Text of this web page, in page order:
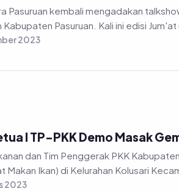
Pasuruan kembali mengadakan
Kabupaten Pasuruan. Kali ini edisi
2023
I TP-PKK Demo Masak
dan Tim Penggerak PKK
Makan Ikan) di Kelurahan Kolusari
2023